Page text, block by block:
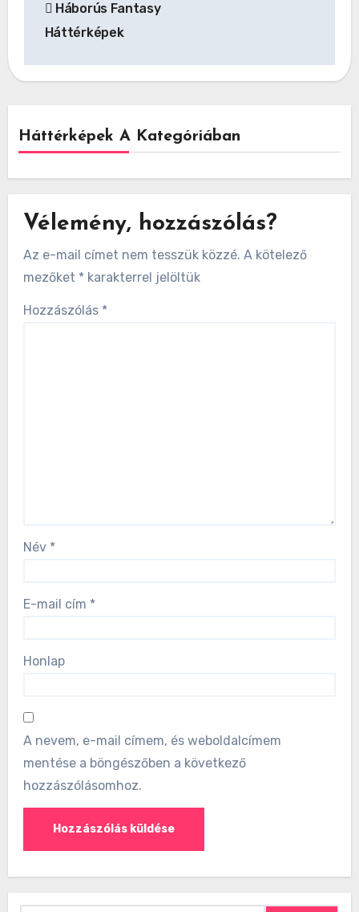
navigáció
Háborús Fantasy
Háttérképek
Háttérképek A Kategóriában
Vélemény, hozzászólás?
Az e-mail címet nem tesszük közzé. A kötelező
mezőket * karakterrel jelöltük
Hozzászólás *
Név *
E-mail cím *
Honlap
A nevem, e-mail címem, és weboldalcímem
mentése a böngészőben a következő
hozzászólásomhoz.